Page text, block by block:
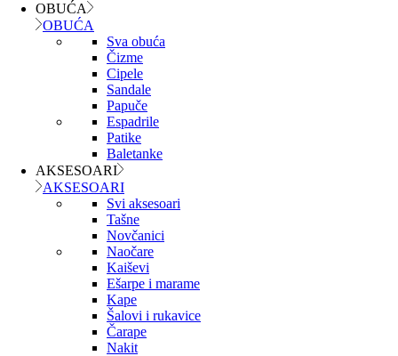
OBUĆA
OBUĆA
Sva obuća
Čizme
Cipele
Sandale
Papuče
Espadrile
Patike
Baletanke
AKSESOARI
AKSESOARI
Svi aksesoari
Tašne
Novčanici
Naočare
Kaiševi
Ešarpe i marame
Kape
Šalovi i rukavice
Čarape
Nakit